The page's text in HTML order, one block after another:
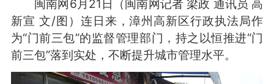
闽南网6月21日（闽南网记者 梁政 通讯员 高
新宣 文/图）连日来，漳州高新区行政执法局作
为“门前三包”的监督管理部门，持之以恒推进“门
前三包”落到实处，不断提升城市管理水平。